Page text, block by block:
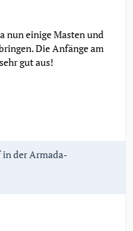
nun einige Masten und
Die Anfänge am
gut aus!
in der Armada-